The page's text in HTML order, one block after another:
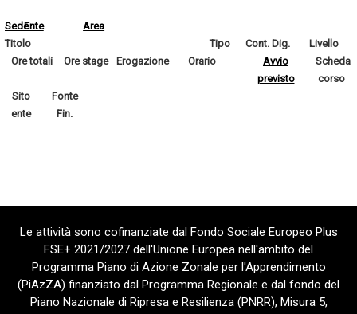
SedeEnte
Area
Titolo
Tipo Cont. Dig.
Livello
Ore totali
Ore stage Erogazione Orario
Avvio
previsto
Scheda
corso
Sito
ente
Fonte
Fin.
Le attività sono cofinanziate dal Fondo Sociale Europeo Plus
FSE+ 2021/2027 dell'Unione Europea nell'ambito del
Programma Piano di Azione Zonale per l'Apprendimento
(PiAzZA) finanziato dal Programma Regionale e dal fondo del
Piano Nazionale di Ripresa e Resilienza (PNRR), Misura 5,